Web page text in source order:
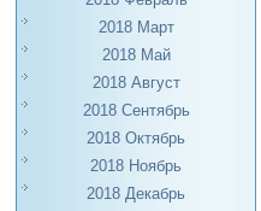
2018 Март
2018 Май
2018 Август
2018 Сентябрь
2018 Октябрь
2018 Ноябрь
2018 Декабрь